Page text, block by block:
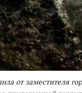
от заместителя